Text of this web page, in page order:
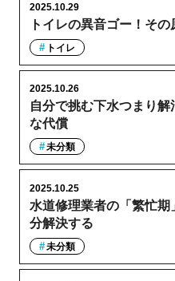
トイレの異音ゴー！そ
2025.10.29
トイレ
自分で挑む下水つまり
な代償
2025.10.26
未分類
水道修理業者の「繁忙
分解決する
2025.10.25
未分類